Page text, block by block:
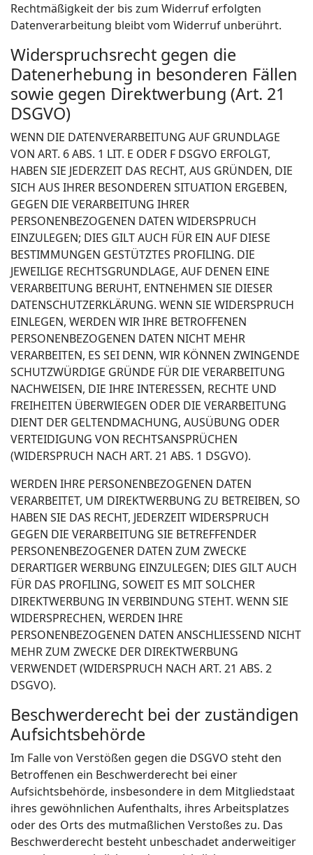
Rechtmäßigkeit der bis zum Widerruf erfolgten
Datenverarbeitung bleibt vom Widerruf unberührt.
Widerspruchsrecht gegen die
Datenerhebung in besonderen Fällen
sowie gegen Direktwerbung (Art. 21
DSGVO)
WENN DIE DATENVERARBEITUNG AUF GRUNDLAGE
VON ART. 6 ABS. 1 LIT. E ODER F DSGVO ERFOLGT,
HABEN SIE JEDERZEIT DAS RECHT, AUS GRÜNDEN, DIE
SICH AUS IHRER BESONDEREN SITUATION ERGEBEN,
GEGEN DIE VERARBEITUNG IHRER
PERSONENBEZOGENEN DATEN WIDERSPRUCH
EINZULEGEN; DIES GILT AUCH FÜR EIN AUF DIESE
BESTIMMUNGEN GESTÜTZTES PROFILING. DIE
JEWEILIGE RECHTSGRUNDLAGE, AUF DENEN EINE
VERARBEITUNG BERUHT, ENTNEHMEN SIE DIESER
DATENSCHUTZERKLÄRUNG. WENN SIE WIDERSPRUCH
EINLEGEN, WERDEN WIR IHRE BETROFFENEN
PERSONENBEZOGENEN DATEN NICHT MEHR
VERARBEITEN, ES SEI DENN, WIR KÖNNEN ZWINGENDE
SCHUTZWÜRDIGE GRÜNDE FÜR DIE VERARBEITUNG
NACHWEISEN, DIE IHRE INTERESSEN, RECHTE UND
FREIHEITEN ÜBERWIEGEN ODER DIE VERARBEITUNG
DIENT DER GELTENDMACHUNG, AUSÜBUNG ODER
VERTEIDIGUNG VON RECHTSANSPRÜCHEN
(WIDERSPRUCH NACH ART. 21 ABS. 1 DSGVO).
WERDEN IHRE PERSONENBEZOGENEN DATEN
VERARBEITET, UM DIREKTWERBUNG ZU BETREIBEN, SO
HABEN SIE DAS RECHT, JEDERZEIT WIDERSPRUCH
GEGEN DIE VERARBEITUNG SIE BETREFFENDER
PERSONENBEZOGENER DATEN ZUM ZWECKE
DERARTIGER WERBUNG EINZULEGEN; DIES GILT AUCH
FÜR DAS PROFILING, SOWEIT ES MIT SOLCHER
DIREKTWERBUNG IN VERBINDUNG STEHT. WENN SIE
WIDERSPRECHEN, WERDEN IHRE
PERSONENBEZOGENEN DATEN ANSCHLIESSEND NICHT
MEHR ZUM ZWECKE DER DIREKTWERBUNG
VERWENDET (WIDERSPRUCH NACH ART. 21 ABS. 2
DSGVO).
Beschwerde­recht bei der zuständigen
Aufsichts­behörde
Im Falle von Verstößen gegen die DSGVO steht den
Betroffenen ein Beschwerderecht bei einer
Aufsichtsbehörde, insbesondere in dem Mitgliedstaat
ihres gewöhnlichen Aufenthalts, ihres Arbeitsplatzes
oder des Orts des mutmaßlichen Verstoßes zu. Das
Beschwerderecht besteht unbeschadet anderweitiger